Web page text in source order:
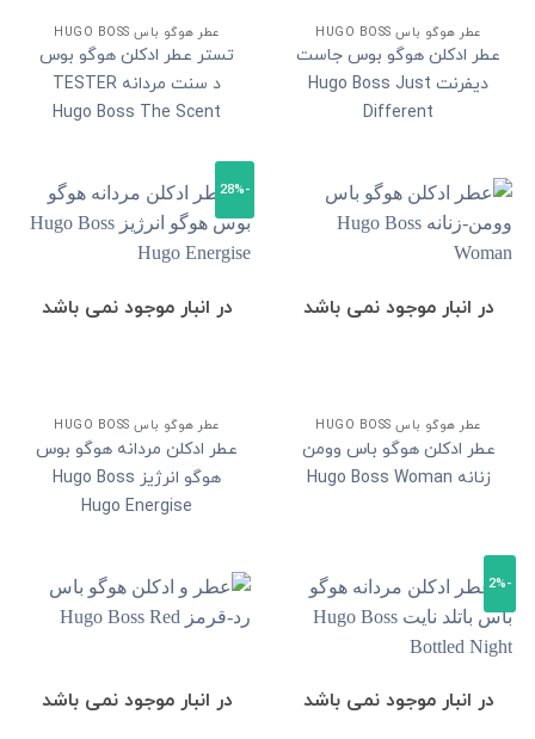
عطر هوگو باس HUGO BOSS
عطر ادکلن هوگو بوس جاست
دیفرنت Hugo Boss Just
Different
عطر هوگو باس HUGO BOSS
تستر عطر ادکلن هوگو بوس
د سنت مردانه TESTER
Hugo Boss The Scent
در انبار موجود نمی باشد
عطر هوگو باس HUGO BOSS
عطر ادکلن هوگو باس وومن
زنانه Hugo Boss Woman
-28%
در انبار موجود نمی باشد
عطر هوگو باس HUGO BOSS
عطر ادکلن مردانه هوگو بوس
هوگو انرژیز Hugo Boss
Hugo Energise
-2%
در انبار موجود نمی باشد در انبار موجود نمی باشد